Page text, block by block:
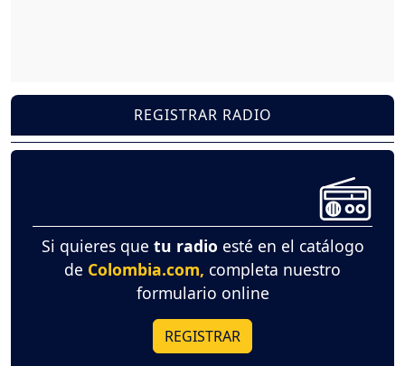
REGISTRAR RADIO
Si quieres que tu radio esté en el catálogo
de Colombia.com, completa nuestro
formulario online
REGISTRAR